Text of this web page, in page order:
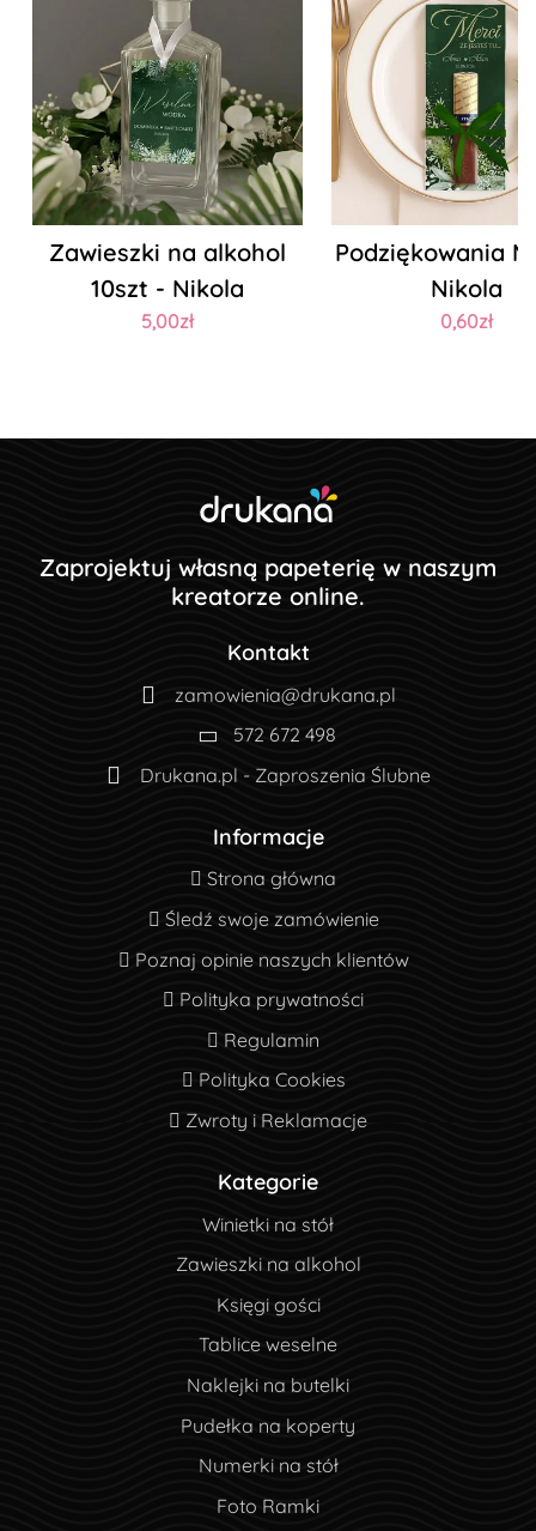
Zawieszki na alkohol
10szt - Nikola
5,00zł
Podziękowania
Nikola
0,60zł
Zaprojektuj własną papeterię w naszym
kreatorze online.
Kontakt
zamowienia@drukana.pl
572 672 498
Drukana.pl - Zaproszenia Ślubne
Informacje
Strona główna
Strona główna
Śledź swoje zamówienie
Śledź swoje zamówienie
Poznaj opinie naszych klientów
Poznaj opinie naszych klientów
Polityka prywatności
Polityka prywatności
Regulamin
Regulamin
Polityka Cookies
Polityka Cookies
Zwroty i Reklamacje
Zwroty i Reklamacje
Kategorie
Winietki na stół
Zawieszki na alkohol
Księgi gości
Tablice weselne
Naklejki na butelki
Pudełka na koperty
Numerki na stół
Foto Ramki